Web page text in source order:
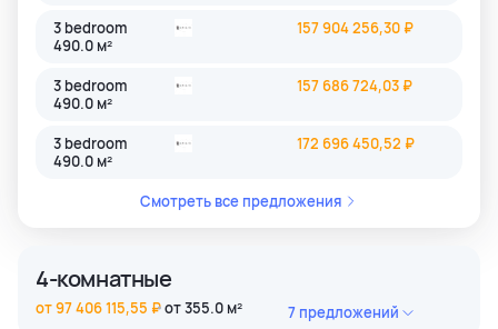
3 bedroom
490.0 м²
157 904 256,30 ₽
3 bedroom
490.0 м²
157 686 724,03 ₽
3 bedroom
490.0 м²
172 696 450,52 ₽
Смотреть все предложения
4-комнатные
от 355.0 м²
от 97 406 115,55 ₽ 7 предложений